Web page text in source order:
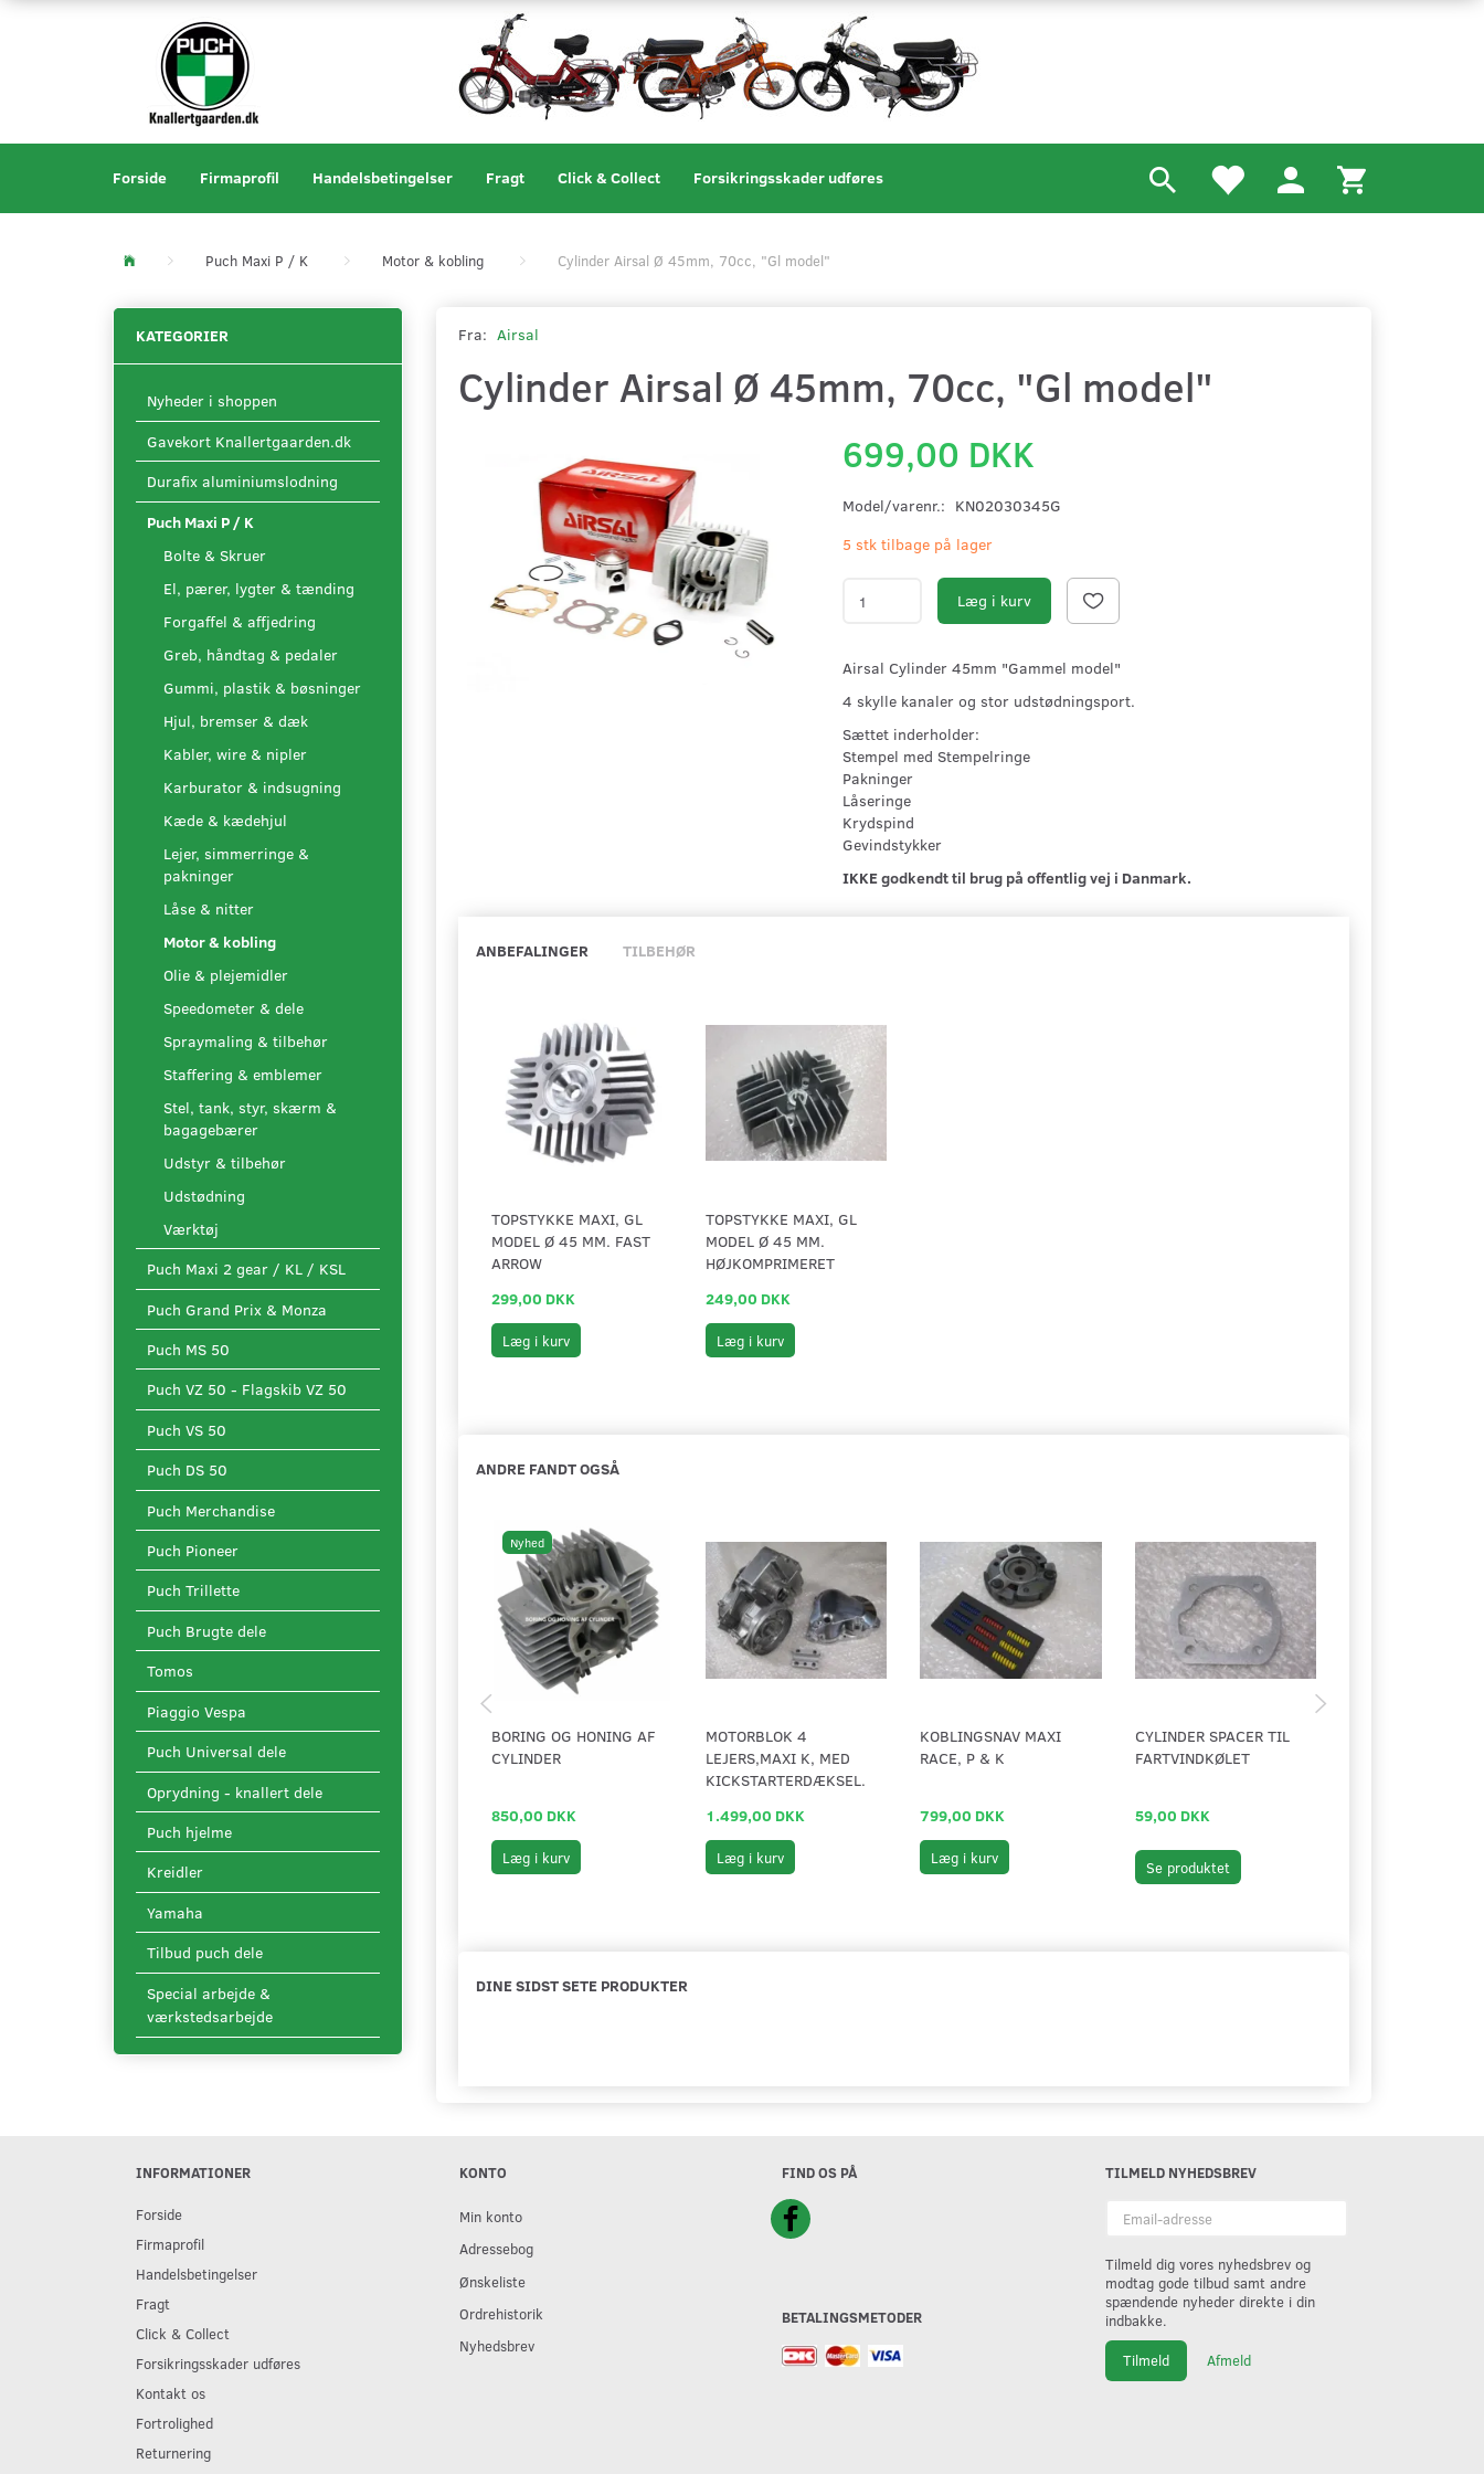
Forside Firmaprofil Handelsbetingelser Fragt Click & Collect Forsikringsskader udføres
Puch Maxi P / K Motor & kobling Cylinder Airsal Ø 45mm, 70cc, "Gl model"
KATEGORIER
Nyheder i shoppen
Gavekort Knallertgaarden.dk
Durafix aluminiumslodning
Puch Maxi P / K
Bolte & Skruer
El, pærer, lygter & tænding
Forgaffel & affjedring
Greb, håndtag & pedaler
Gummi, plastik & bøsninger
Hjul, bremser & dæk
Kabler, wire & nipler
Karburator & indsugning
Kæde & kædehjul
Lejer, simmerringe &
pakninger
Låse & nitter
Motor & kobling
Olie & plejemidler
Speedometer & dele
Spraymaling & tilbehør
Staffering & emblemer
Stel, tank, styr, skærm &
bagagebærer
Udstyr & tilbehør
Udstødning
Værktøj
Puch Maxi 2 gear / KL / KSL
Puch Grand Prix & Monza
Puch MS 50
Puch VZ 50 - Flagskib VZ 50
Puch VS 50
Puch DS 50
Puch Merchandise
Puch Pioneer
Puch Trillette
Puch Brugte dele
Tomos
Piaggio Vespa
Puch Universal dele
Oprydning - knallert dele
Puch hjelme
Kreidler
Yamaha
Tilbud puch dele
Special arbejde &
værkstedsarbejde
Fra: Airsal
Cylinder Airsal Ø 45mm, 70cc, "Gl model"
699,00 DKK
Model/varenr.: KN02030345G
5 stk tilbage på lager
Læg i kurv
Airsal Cylinder 45mm "Gammel model"
4 skylle kanaler og stor udstødningsport.
Sættet inderholder:
Stempel med Stempelringe
Pakninger
Låseringe
Krydspind
Gevindstykker
IKKE godkendt til brug på offentlig vej i Danmark.
ANBEFALINGER TILBEHØR
TOPSTYKKE MAXI, GL
MODEL Ø 45 MM. FAST
ARROW
299,00 DKK
Læg i kurv
TOPSTYKKE MAXI, GL
MODEL Ø 45 MM.
HØJKOMPRIMERET
249,00 DKK
Læg i kurv
ANDRE FANDT OGSÅ
Nyhed
BORING OG HONING AF
CYLINDER
850,00 DKK
Læg i kurv
MOTORBLOK 4
LEJERS,MAXI K, MED
KICKSTARTERDÆKSEL.
1.499,00 DKK
Læg i kurv
KOBLINGSNAV MAXI
RACE, P & K
799,00 DKK
Læg i kurv
CYLINDER SPACER TIL
FARTVINDKØLET
59,00 DKK
Se produktet
DINE SIDST SETE PRODUKTER
INFORMATIONER
Forside
Firmaprofil
Handelsbetingelser
Fragt
Click & Collect
Forsikringsskader udføres
Kontakt os
Fortrolighed
Returnering
KONTO
Min konto
Adressebog
Ønskeliste
Ordrehistorik
Nyhedsbrev
FIND OS PÅ
BETALINGSMETODER
TILMELD NYHEDSBREV
adresse
Tilmeld dig vores nyhedsbrev og
modtag gode tilbud samt andre
spændende nyheder direkte i din
indbakke.
Tilmeld Afmeld